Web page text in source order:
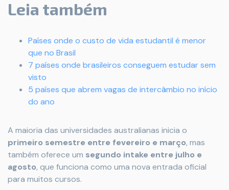
Leia também
Países onde o custo de vida estudantil é menor
que no Brasil
7 países onde brasileiros conseguem estudar sem
visto
5 países que abrem vagas de intercâmbio no início
do ano
A maioria das universidades australianas inicia o
primeiro semestre entre fevereiro e março, mas
também oferece um segundo intake entre julho e
agosto, que funciona como uma nova entrada oficial
para muitos cursos.